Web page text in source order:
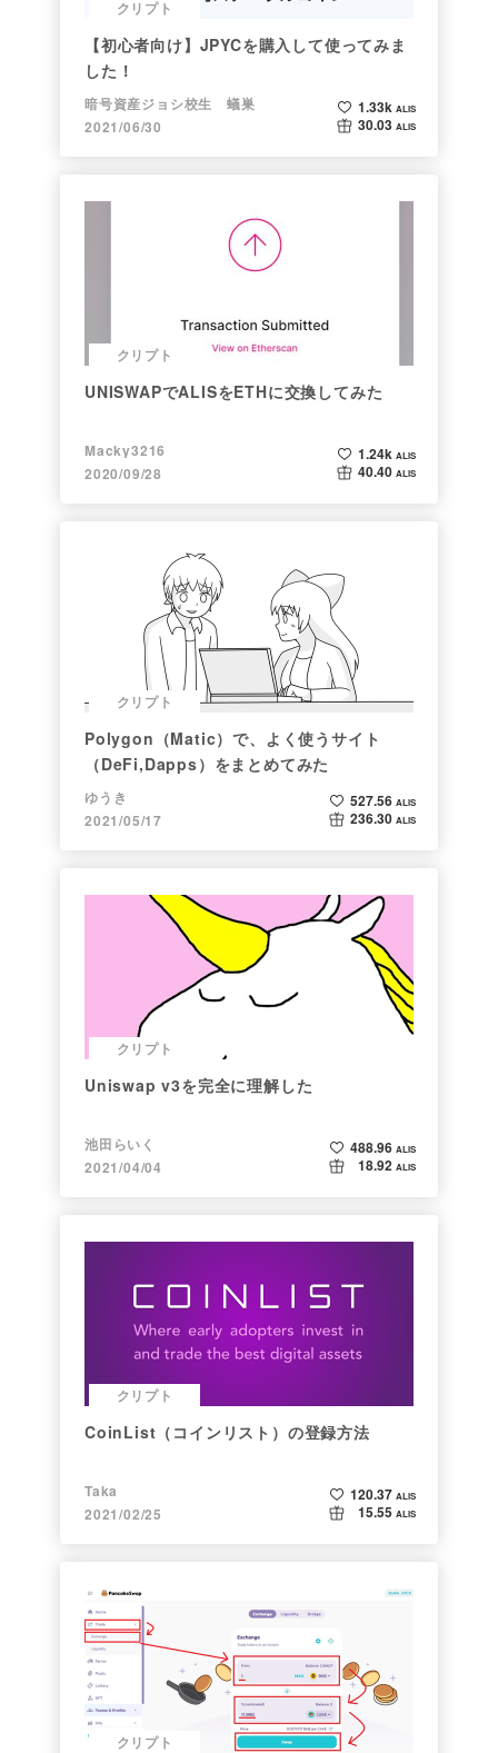
クリプト
【初心者向け】JPYCを購入して使ってみま
した！
暗号資産ジョシ校生 蟻巣
2021/06/30
1.33k ALIS
30.03 ALIS
クリプト
UNISWAPでALISをETHに交換してみた
Macky3216
2020/09/28
1.24k ALIS
40.40 ALIS
クリプト
Polygon（Matic）で、よく使うサイト
（DeFi,Dapps）をまとめてみた
ゆうき
2021/05/17
527.56 ALIS
236.30 ALIS
クリプト
Uniswap v3を完全に理解した
池田らいく
2021/04/04
488.96 ALIS
18.92 ALIS
クリプト
CoinList（コインリスト）の登録方法
Taka
2021/02/25
120.37 ALIS
15.55 ALIS
クリプト